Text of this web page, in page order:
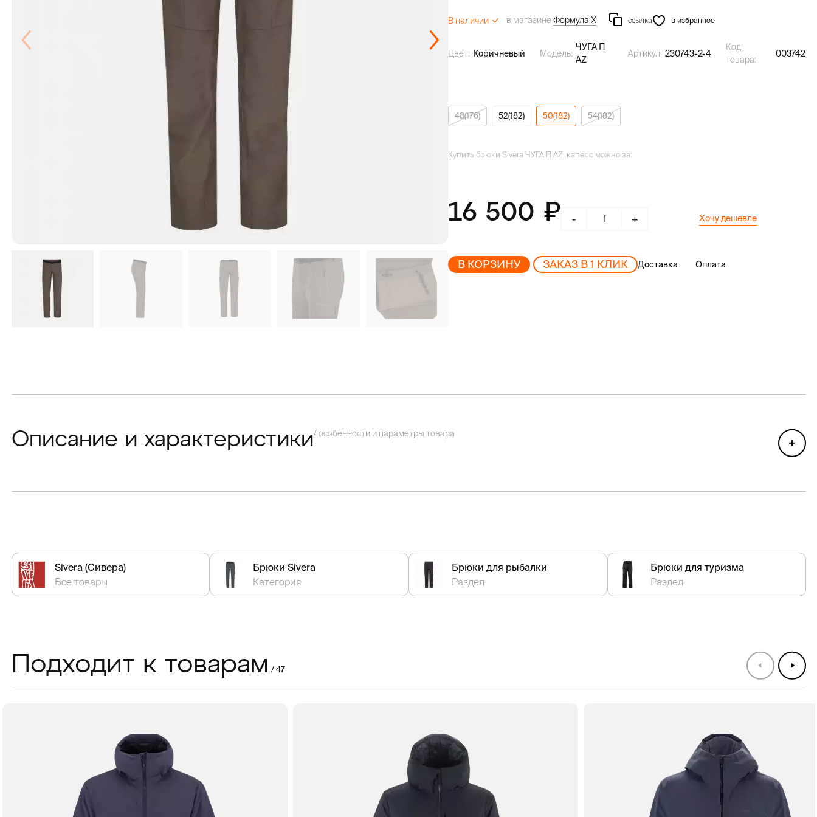
В наличии в магазинеФормула Х ссылка в избранное
Цвет: Коричневый Модель:
ЧУГА П
AZ
Артикул: 230743-2-4
Код
товара:
003742
48(176) 52(182) 50(182) 54(182)
Купить брюки Sivera ЧУГА П AZ, каперс можно за:
16 500 - + Хочу дешевле
В КОРЗИНУ ЗАКАЗ В 1 КЛИК Доставка Оплата
Описание и характеристики/ особенности и параметры товара
Sivera (Сивера)
Все товары
Брюки Sivera
Категория
Брюки для рыбалки
Раздел
Брюки для туризма
Раздел
Подходит к товарам / 47